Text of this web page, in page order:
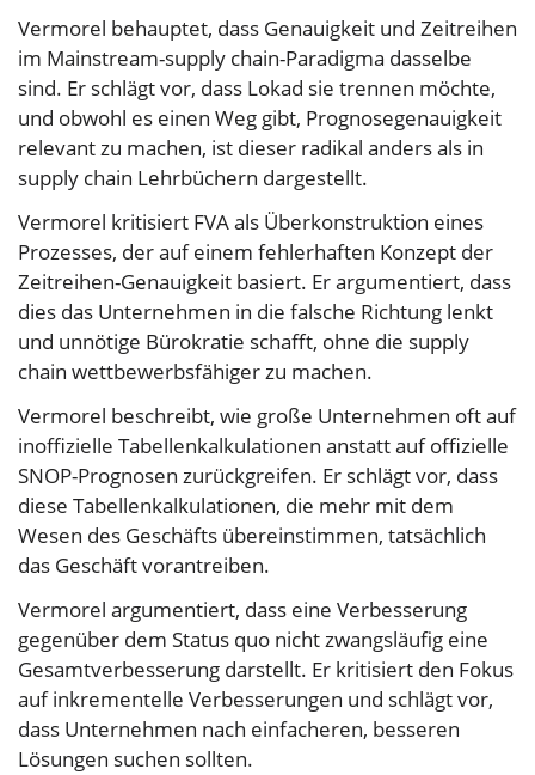
Vermorel behauptet, dass Genauigkeit und Zeitreihen
im Mainstream-supply chain-Paradigma dasselbe
sind. Er schlägt vor, dass Lokad sie trennen möchte,
und obwohl es einen Weg gibt, Prognosegenauigkeit
relevant zu machen, ist dieser radikal anders als in
supply chain Lehrbüchern dargestellt.
Vermorel kritisiert FVA als Überkonstruktion eines
Prozesses, der auf einem fehlerhaften Konzept der
Zeitreihen-Genauigkeit basiert. Er argumentiert, dass
dies das Unternehmen in die falsche Richtung lenkt
und unnötige Bürokratie schafft, ohne die supply
chain wettbewerbsfähiger zu machen.
Vermorel beschreibt, wie große Unternehmen oft auf
inoffizielle Tabellenkalkulationen anstatt auf offizielle
SNOP-Prognosen zurückgreifen. Er schlägt vor, dass
diese Tabellenkalkulationen, die mehr mit dem
Wesen des Geschäfts übereinstimmen, tatsächlich
das Geschäft vorantreiben.
Vermorel argumentiert, dass eine Verbesserung
gegenüber dem Status quo nicht zwangsläufig eine
Gesamtverbesserung darstellt. Er kritisiert den Fokus
auf inkrementelle Verbesserungen und schlägt vor,
dass Unternehmen nach einfacheren, besseren
Lösungen suchen sollten.